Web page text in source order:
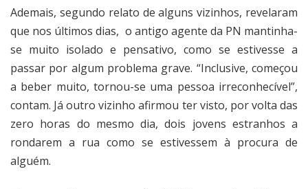
Ademais, segundo relato de alguns vizinhos, revelaram
que nos últimos dias, o antigo agente da PN mantinha-
se muito isolado e pensativo, como se estivesse a
passar por algum problema grave. “Inclusive, começou
a beber muito, tornou-se uma pessoa irreconhecível”,
contam. Já outro vizinho afirmou ter visto, por volta das
zero horas do mesmo dia, dois jovens estranhos a
rondarem a rua como se estivessem à procura de
alguém.